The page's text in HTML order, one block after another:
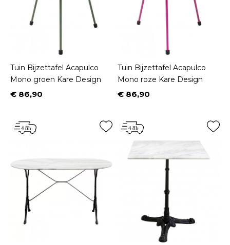
Tuin Bijzettafel Acapulco
Mono groen Kare Design
Prijs
€ 86,90
Tuin Bijzettafel Acapulco
Mono roze Kare Design
Prijs
€ 86,90